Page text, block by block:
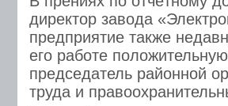
директор завода
предприятие также
его работе
председатель районной
труда и